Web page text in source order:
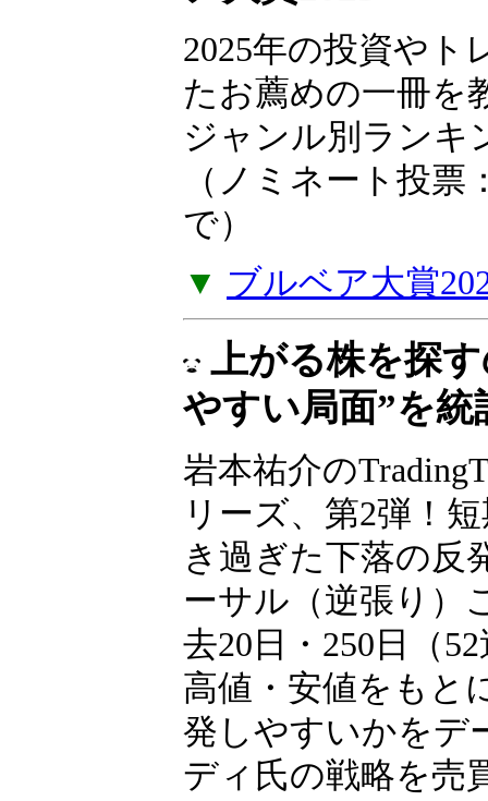
みんなが選ぶ
ア大賞2025
2025年の投資やト
たお薦めの一冊
い。2025年ジャン
を掲載しました。
年1月5日（月）ま
▼ ブルベア大賞
上がる株を探
やすい局面”を
岩本祐介の
リーズ、第2弾！
き過ぎた下落の反
ーサル（逆張り）
去20日・250日（
高値・安値をもと